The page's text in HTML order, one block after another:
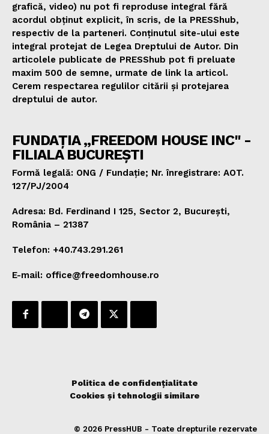
grafică, video) nu pot fi reproduse integral fără
acordul obținut explicit, în scris, de la PRESShub,
respectiv de la parteneri. Conținutul site-ului este
integral protejat de Legea Dreptului de Autor. Din
articolele publicate de PRESShub pot fi preluate
maxim 500 de semne, urmate de link la articol.
Cerem respectarea regulilor citării și protejarea
dreptului de autor.
FUNDAȚIA „FREEDOM HOUSE INC" -
FILIALA BUCUREȘTI
Formă legală: ONG / Fundație; Nr. înregistrare: AOT.
127/PJ/2004
Adresa: Bd. Ferdinand I 125, Sector 2, București,
România – 21387
Telefon: +40.743.291.261
E-mail: office@freedomhouse.ro
Politica de confidențialitate
Cookies și tehnologii similare
© 2026 PressHUB - Toate drepturile rezervate